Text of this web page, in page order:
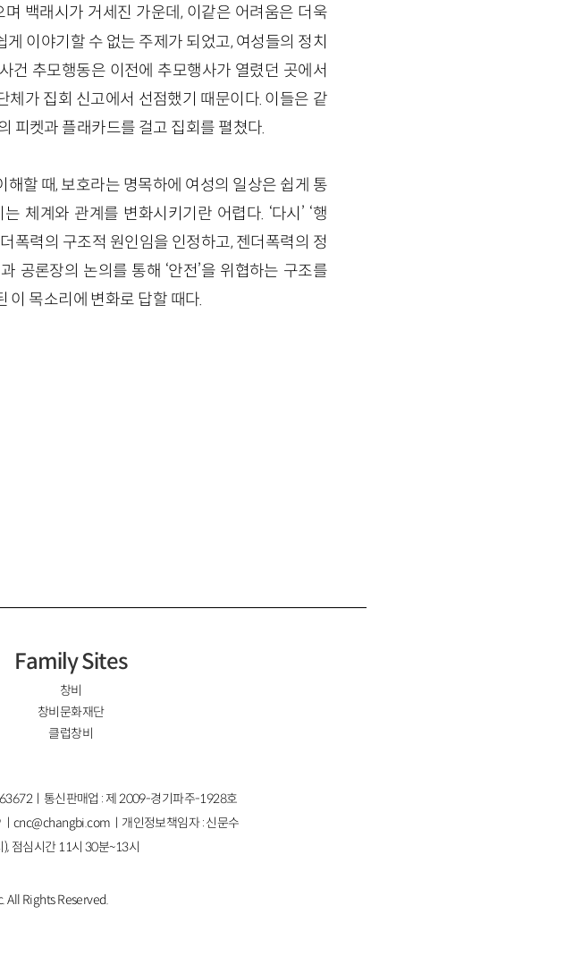
백래시가 거세진 가운데, 이같은 어려움은 더욱
이야기할 수 없는 주제가 되었고, 여성들의 정치
건 추모행동은 이전에 추모행사가 열렸던 곳에서
가 집회 신고에서 선점했기 때문이다. 이들은 같
피켓과 플래카드를 걸고 집회를 펼쳤다.
해할 때, 보호라는 명목하에 여성의 일상은 쉽게 통
체계와 관계를 변화시키기란 어렵다. ‘다시’ ‘행
폭력의 구조적 원인임을 인정하고, 젠더폭력의 정
공론장의 논의를 통해 ‘안전’을 위협하는 구조를
이 목소리에 변화로 답할 때다.
Family Sites
창비
창비문화재단
클럽창비
ㅣ통신판매업 : 제 2009-경기파주-1928호
cnc@changbi.com ㅣ개인정보책임자 : 신문수
점심시간 11시 30분~13시
All Rights Reserved.